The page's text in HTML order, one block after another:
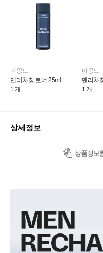
마몽드
맨리차징 토너 25ml
1 개
마몽드
맨리차
1 개
상세정보
상품정보